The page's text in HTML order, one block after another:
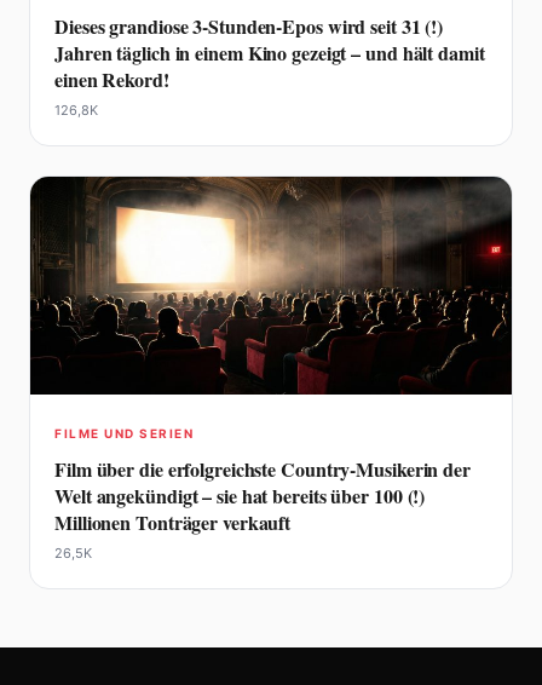
Dieses grandiose 3-Stunden-Epos wird seit 31 (!)
Jahren täglich in einem Kino gezeigt – und hält damit
einen Rekord!
126,8K
FILME UND SERIEN
Film über die erfolgreichste Country-Musikerin der
Welt angekündigt – sie hat bereits über 100 (!)
Millionen Tonträger verkauft
26,5K